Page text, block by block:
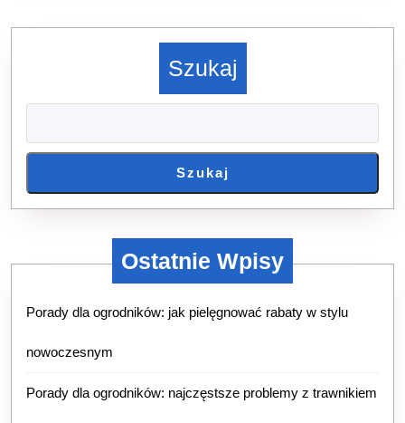
Szukaj
Szukaj
Ostatnie Wpisy
Porady dla ogrodników: jak pielęgnować rabaty w stylu
nowoczesnym
Porady dla ogrodników: najczęstsze problemy z trawnikiem